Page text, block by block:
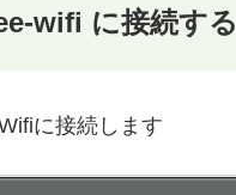
wifi に接続する
に接続します